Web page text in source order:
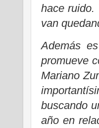
hace ruido.
van
Además
promueve
Mariano
buscando
año en